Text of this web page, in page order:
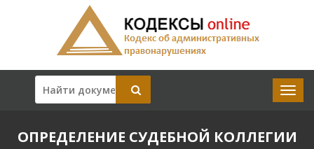
ОПРЕДЕЛЕНИЕ СУДЕБНОЙ КОЛЛЕГИИ